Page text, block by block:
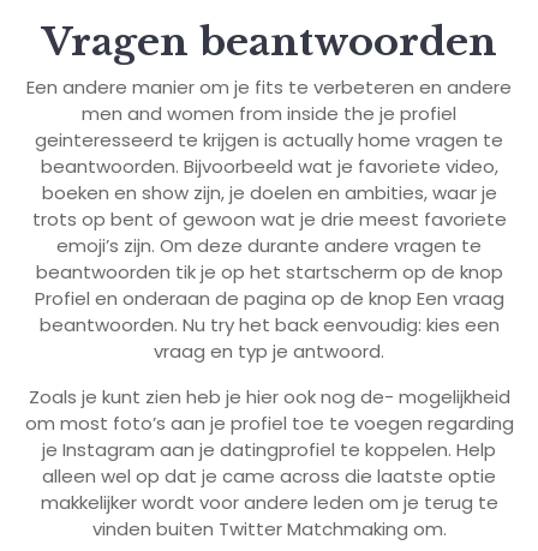
Vragen beantwoorden
Een andere manier om je fits te verbeteren en andere
men and women from inside the je profiel
geinteresseerd te krijgen is actually home vragen te
beantwoorden. Bijvoorbeeld wat je favoriete video,
boeken en show zijn, je doelen en ambities, waar je
trots op bent of gewoon wat je drie meest favoriete
emoji’s zijn. Om deze durante andere vragen te
beantwoorden tik je op het startscherm op de knop
Profiel en onderaan de pagina op de knop Een vraag
beantwoorden. Nu try het back eenvoudig: kies een
vraag en typ je antwoord.
Zoals je kunt zien heb je hier ook nog de- mogelijkheid
om most foto’s aan je profiel toe te voegen regarding
je Instagram aan je datingprofiel te koppelen. Help
alleen wel op dat je came across die laatste optie
makkelijker wordt voor andere leden om je terug te
vinden buiten Twitter Matchmaking om.